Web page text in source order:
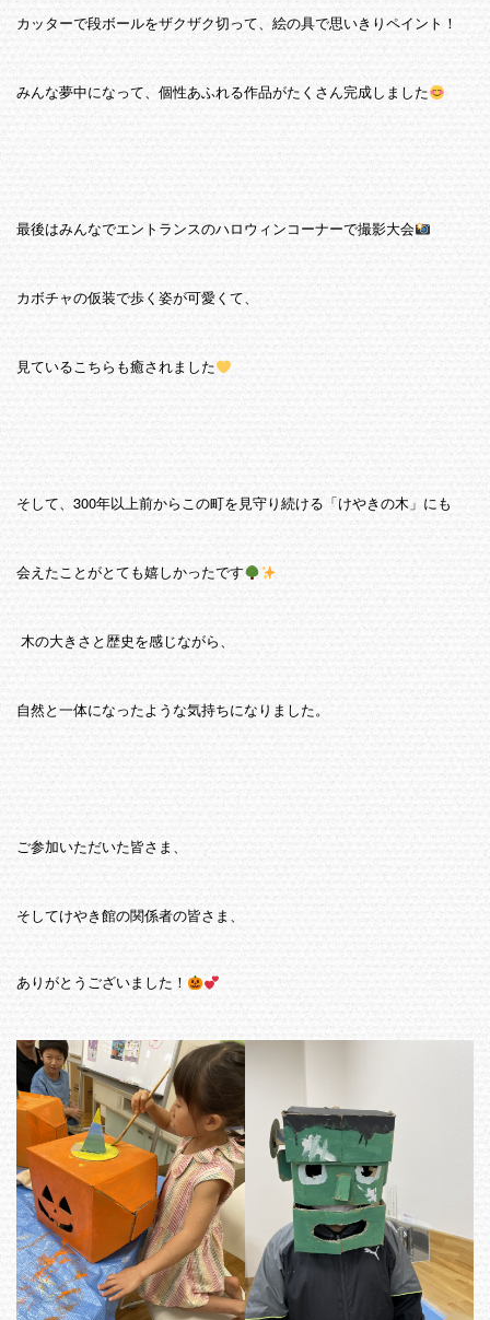
カッターで段ボールをザクザク切って、絵の具で思いきりペイント！
みんな夢中になって、個性あふれる作品がたくさん完成しました
最後はみんなでエントランスのハロウィンコーナーで撮影大会
カボチャの仮装で歩く姿が可愛くて、
見ているこちらも癒されました
そして、300年以上前からこの町を見守り続ける「けやきの木」にも
会えたことがとても嬉しかったです
木の大きさと歴史を感じながら、
自然と一体になったような気持ちになりました。
ご参加いただいた皆さま、
そしてけやき館の関係者の皆さま、
ありがとうございました！